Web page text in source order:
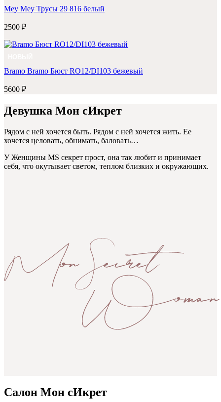
Mey Mey Трусы 29 816 белый
2500 ₽
Bramo Bramo Бюст RO12/DI103 бежевый
5600 ₽
Девушка Мон сИкрет
Рядом с ней хочется быть. Рядом с ней хочется жить. Ее
хочется целовать, обнимать, баловать…
У Женщины MS секрет прост, она так любит и принимает
себя, что окутывает светом, теплом близких и окружающих.
Салон Мон сИкрет